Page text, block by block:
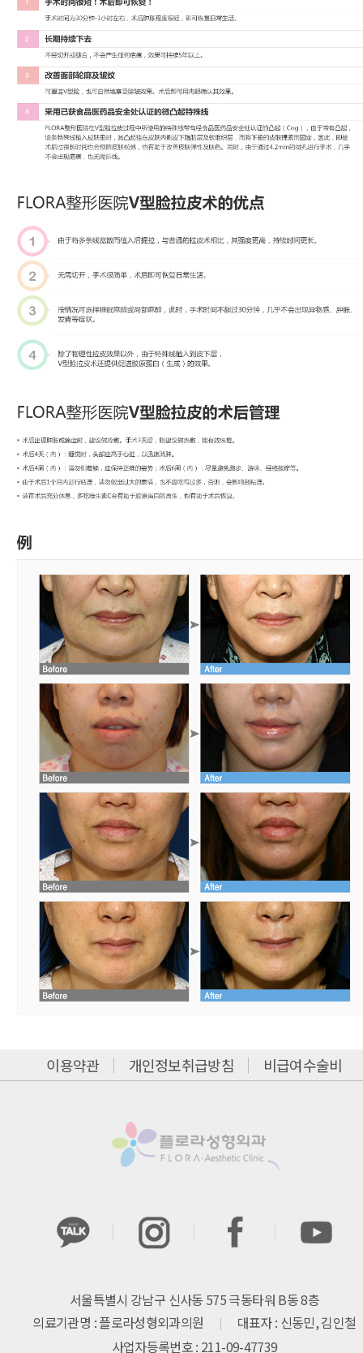
이용약관 개인정보취급방침 비급여수술비
서울특별시 강남구 신사동 575 극동타워 B동 8층
의료기관명 : 플로라성형외과의원
대표자 : 신동민, 김인철
사업자등록번호 : 211-09-47739